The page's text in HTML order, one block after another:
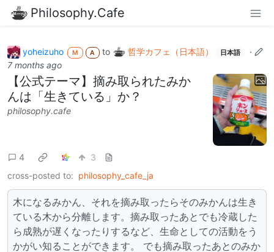
Philosophy.Cafe
yoheizuho M A to 哲学カフェ（日本語） 日本語
·
7 months ago
【公式テーマ】摘み取られたみか
んは「生きている」か？
philosophy.cafe
4
3
cross-posted to: philosophy_cafe_ja
木になるみかん、それを摘み取ったらそのみかんは生き
ている木から分離します。摘み取ったあとでも冷蔵した
ら成熟が遅くなったりするなど、生命としての活動をう
かがい知ることができます。 でも摘み取ったあとのみか